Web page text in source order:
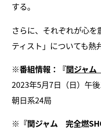
する。
さらに、それぞれが心
ティスト」についても熱
※番組情報：『関ジャ
2023年5月7日（日）午
朝日系24局
※『関ジャム 完全燃